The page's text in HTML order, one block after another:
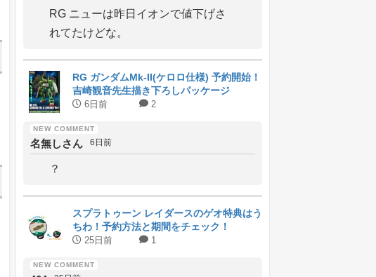
RG ニューは昨日イオンで値下げさ
れてたけどな。
RG ガンダムMk-II(ケロロ仕様) 予約開始！
吉崎観音先生描き下ろしパッケージ
6日前 2
名無しさん 6日前
？
スプラトゥーン レイダースのゲオ特典はう
ちわ！予約方法と期間をチェック！
25日前 1